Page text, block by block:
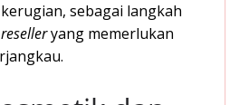
sebagai langkah
reselleryang memerlukan